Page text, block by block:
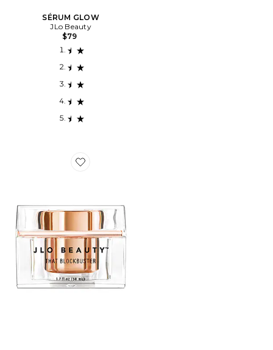
SÉRUM GLOW
JLo Beauty
$79
Favorite CRÈME HYDRATANTE BLOCKBUSTER